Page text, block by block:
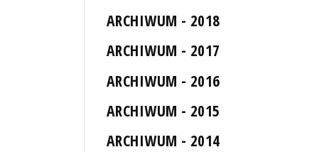
ARCHIWUM - 2018
ARCHIWUM - 2017
ARCHIWUM - 2016
ARCHIWUM - 2015
ARCHIWUM - 2014